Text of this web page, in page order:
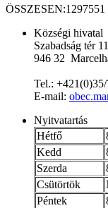
ÖSSZESEN:1297551
Községi hivatal
Szabadság tér
946 32
Tel.: +421(0)35/
E-mail:
Nyitvatartás
Hétfő
Kedd
Szerda
Csütörtök
Péntek